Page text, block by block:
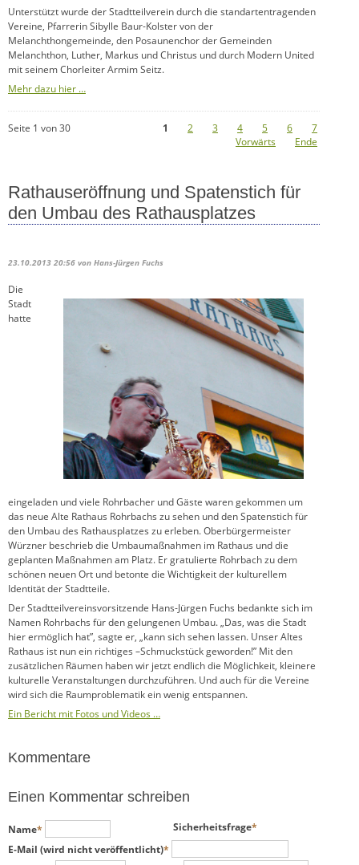
Unterstützt wurde der Stadtteilverein durch die standartentragenden
Vereine, Pfarrerin Sibylle Baur-Kolster von der
Melanchthongemeinde, den Posaunenchor der Gemeinden
Melanchthon, Luther, Markus und Christus und durch Modern United
mit seinem Chorleiter Armim Seitz.
Mehr dazu hier …
Seite 1 von 30 1 2 3 4 5 6
7
Vorwärts
Ende
Rathauseröffnung und Spatenstich für
den Umbau des Rathausplatzes
23.10.2013 20:56 von Hans-Jürgen Fuchs
Die
Stadt
hatte
eingeladen und viele Rohrbacher und Gäste waren gekommen um
das neue Alte Rathaus Rohrbachs zu sehen und den Spatenstich für
den Umbau des Rathausplatzes zu erleben. Oberbürgermeister
Würzner beschrieb die Umbaumaßnahmen im Rathaus und die
geplanten Maßnahmen am Platz. Er gratulierte Rohrbach zu dem
schönen neuen Ort und betonte die Wichtigkeit der kulturellem
Identität der Stadtteile.
Der Stadtteilvereinsvorsitzende Hans-Jürgen Fuchs bedankte sich im
Namen Rohrbachs für den gelungenen Umbau. „Das, was die Stadt
hier ermöglich hat”, sagte er, „kann sich sehen lassen. Unser Altes
Rathaus ist nun ein richtiges –Schmuckstück geworden!” Mit den
zusätzlichen Räumen haben wir jetzt endlich die Möglichkeit, kleinere
kulturelle Veranstaltungen durchzuführen. Und auch für die Vereine
wird sich die Raumproblematik ein wenig entspannen.
Ein Bericht mit Fotos und Videos …
Kommentare
Einen Kommentar schreiben
Pflichtfeld
Name*
Pflichtfeld
E-Mail (wird nicht veröffentlicht)*
Pflichtfeld
Sicherheitsfrage*